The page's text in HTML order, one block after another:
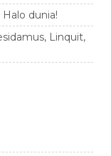
Halo dunia!
Linquit,